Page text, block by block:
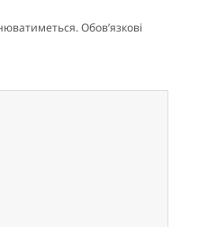
Обов’язкові